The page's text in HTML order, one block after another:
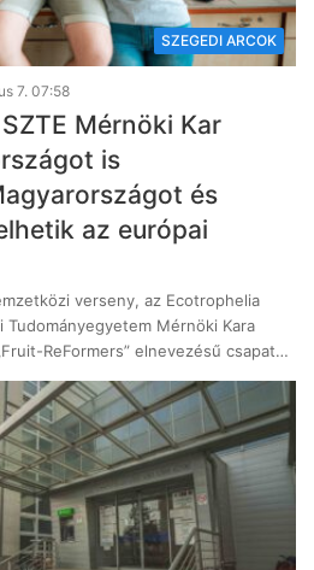
SZEGEDI ARCOK
7. 07:58
Mérnöki Kar
is
és
az európai
verseny, az Ecotrophelia
Mérnöki Kara
ReFormers” elnevezésű csapat…